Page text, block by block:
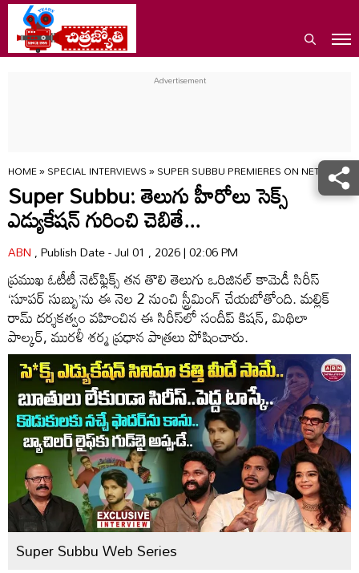
HOME»SPECIAL INTERVIEWS»SUPER SUBBU PREMIERES ON NETFLIX
Super Subbu: తెలుగు హీరోలు సెక్స్
ఎడ్యుకేషన్ గురించి చెబితే...
ABN, Publish Date - Jul 01 , 2026 | 02:06 PM
ప్రముఖ ఓటీటీ నెట్‌ఫ్లిక్స్ తన తొలి తెలుగు ఒరిజినల్ కామెడీ సిరీస్
‘సూపర్ సుబ్బు’ను ఈ నెల 2 నుంచి స్ట్రీమింగ్‌ చేయబోతోంది. మల్లిక్
రామ్ దర్శకత్వం వహించిన ఈ సిరీస్‌లో సందీప్ కిషన్, మిథిలా
పాల్కర్, మురళీ శర్మ ప్రధాన పాత్రలు పోషించారు.
Super Subbu Web Series